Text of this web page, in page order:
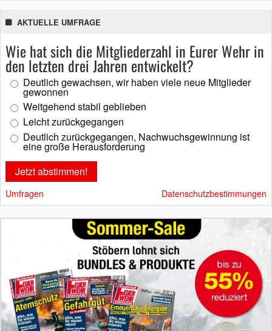
AKTUELLE UMFRAGE
Wie hat sich die Mitgliederzahl in Eurer Wehr in
den letzten drei Jahren entwickelt?
Deutlich gewachsen, wir haben viele neue Mitglieder
gewonnen
Weitgehend stabil geblieben
Leicht zurückgegangen
Deutlich zurückgegangen, Nachwuchsgewinnung ist
eine große Herausforderung
Umfragen Datenschutzbestimmungen